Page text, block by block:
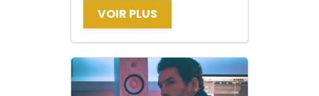
VOIR PLUS